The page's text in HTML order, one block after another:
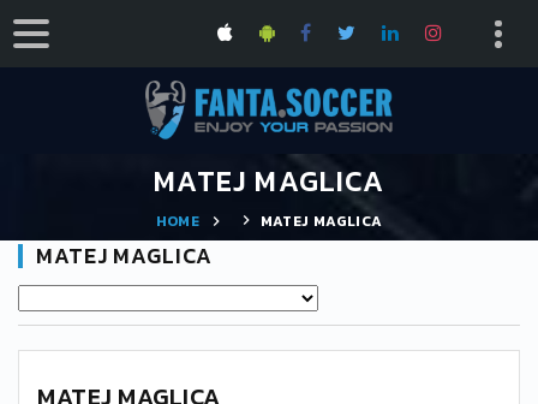
MATEJ MAGLICA
HOME MATEJ MAGLICA
MATEJ MAGLICA
5
MATEJ MAGLICA